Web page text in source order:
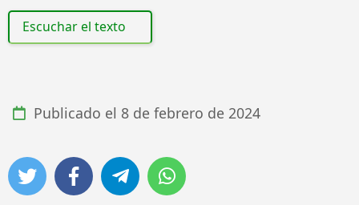
Escuchar el texto
Publicado el 8 de febrero de 2024